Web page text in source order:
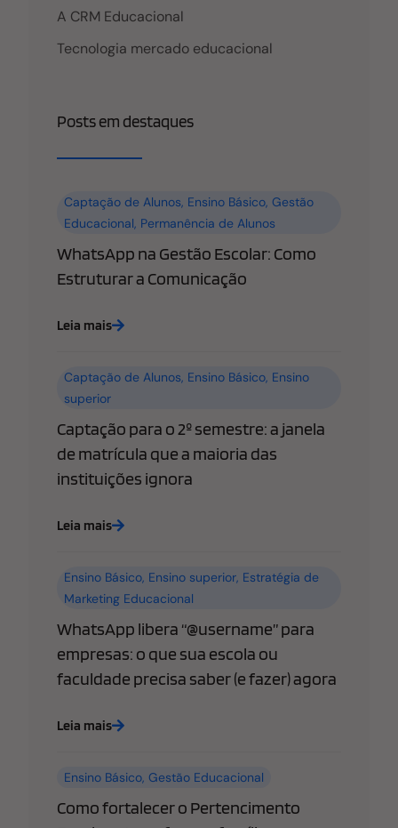
A CRM Educacional
Tecnologia mercado educacional
Posts em destaques
Captação de Alunos, Ensino Básico,Gestão
Educacional, Permanência de Alunos
WhatsApp na Gestão Escolar: Como
Estruturar a Comunicação
Leia mais
Captação de Alunos, Ensino Básico, Ensino
superior
Captação para o 2º semestre: a janela
de matrícula que a maioria das
instituições ignora
Leia mais
Ensino Básico, Ensino superior, Estratégia de
Marketing Educacional
WhatsApp libera “@username” para
empresas: o que sua escola ou
faculdade precisa saber (e fazer) agora
Leia mais
Ensino Básico,Gestão Educacional
Como fortalecer o Pertencimento